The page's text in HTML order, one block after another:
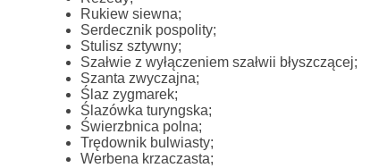
Rukiew siewna;
Serdecznik pospolity;
Stulisz sztywny;
Szałwie z wyłączeniem szałwii błyszczącej;
Szanta zwyczajna;
Ślaz zygmarek;
Ślazówka turyngska;
Świerzbnica polna;
Trędownik bulwiasty;
Werbena krzaczasta;